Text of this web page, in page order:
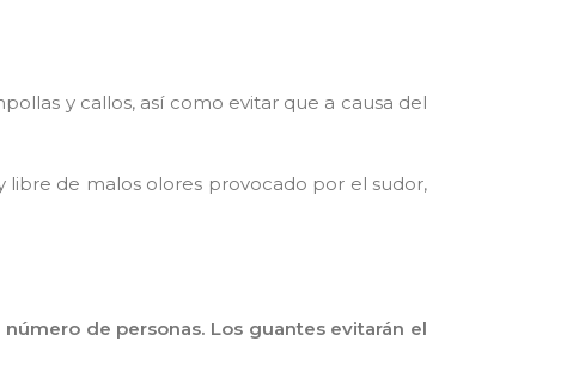
y callos, así como evitar que a causa del
libre de malos olores provocado por el sudor,
de personas. Los guantes evitarán el